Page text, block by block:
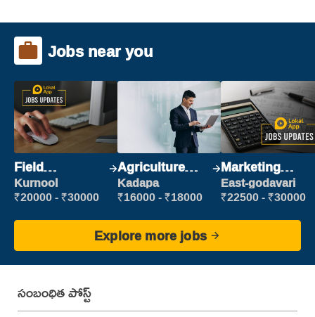
Jobs near you
Field
Marketing
Executive
Kurnool
₹20000 - ₹30000
Agriculture
Labour
Kadapa
₹16000 - ₹18000
Marketing
Executive
East-godavari
₹22500 - ₹30000
Explore more jobs
సంబంధిత పోస్ట్